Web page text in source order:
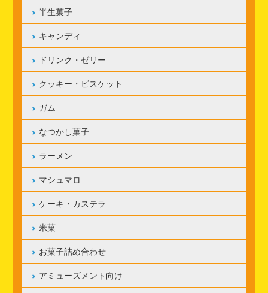
半生菓子
キャンディ
ドリンク・ゼリー
クッキー・ビスケット
ガム
なつかし菓子
ラーメン
マシュマロ
ケーキ・カステラ
米菓
お菓子詰め合わせ
アミューズメント向け